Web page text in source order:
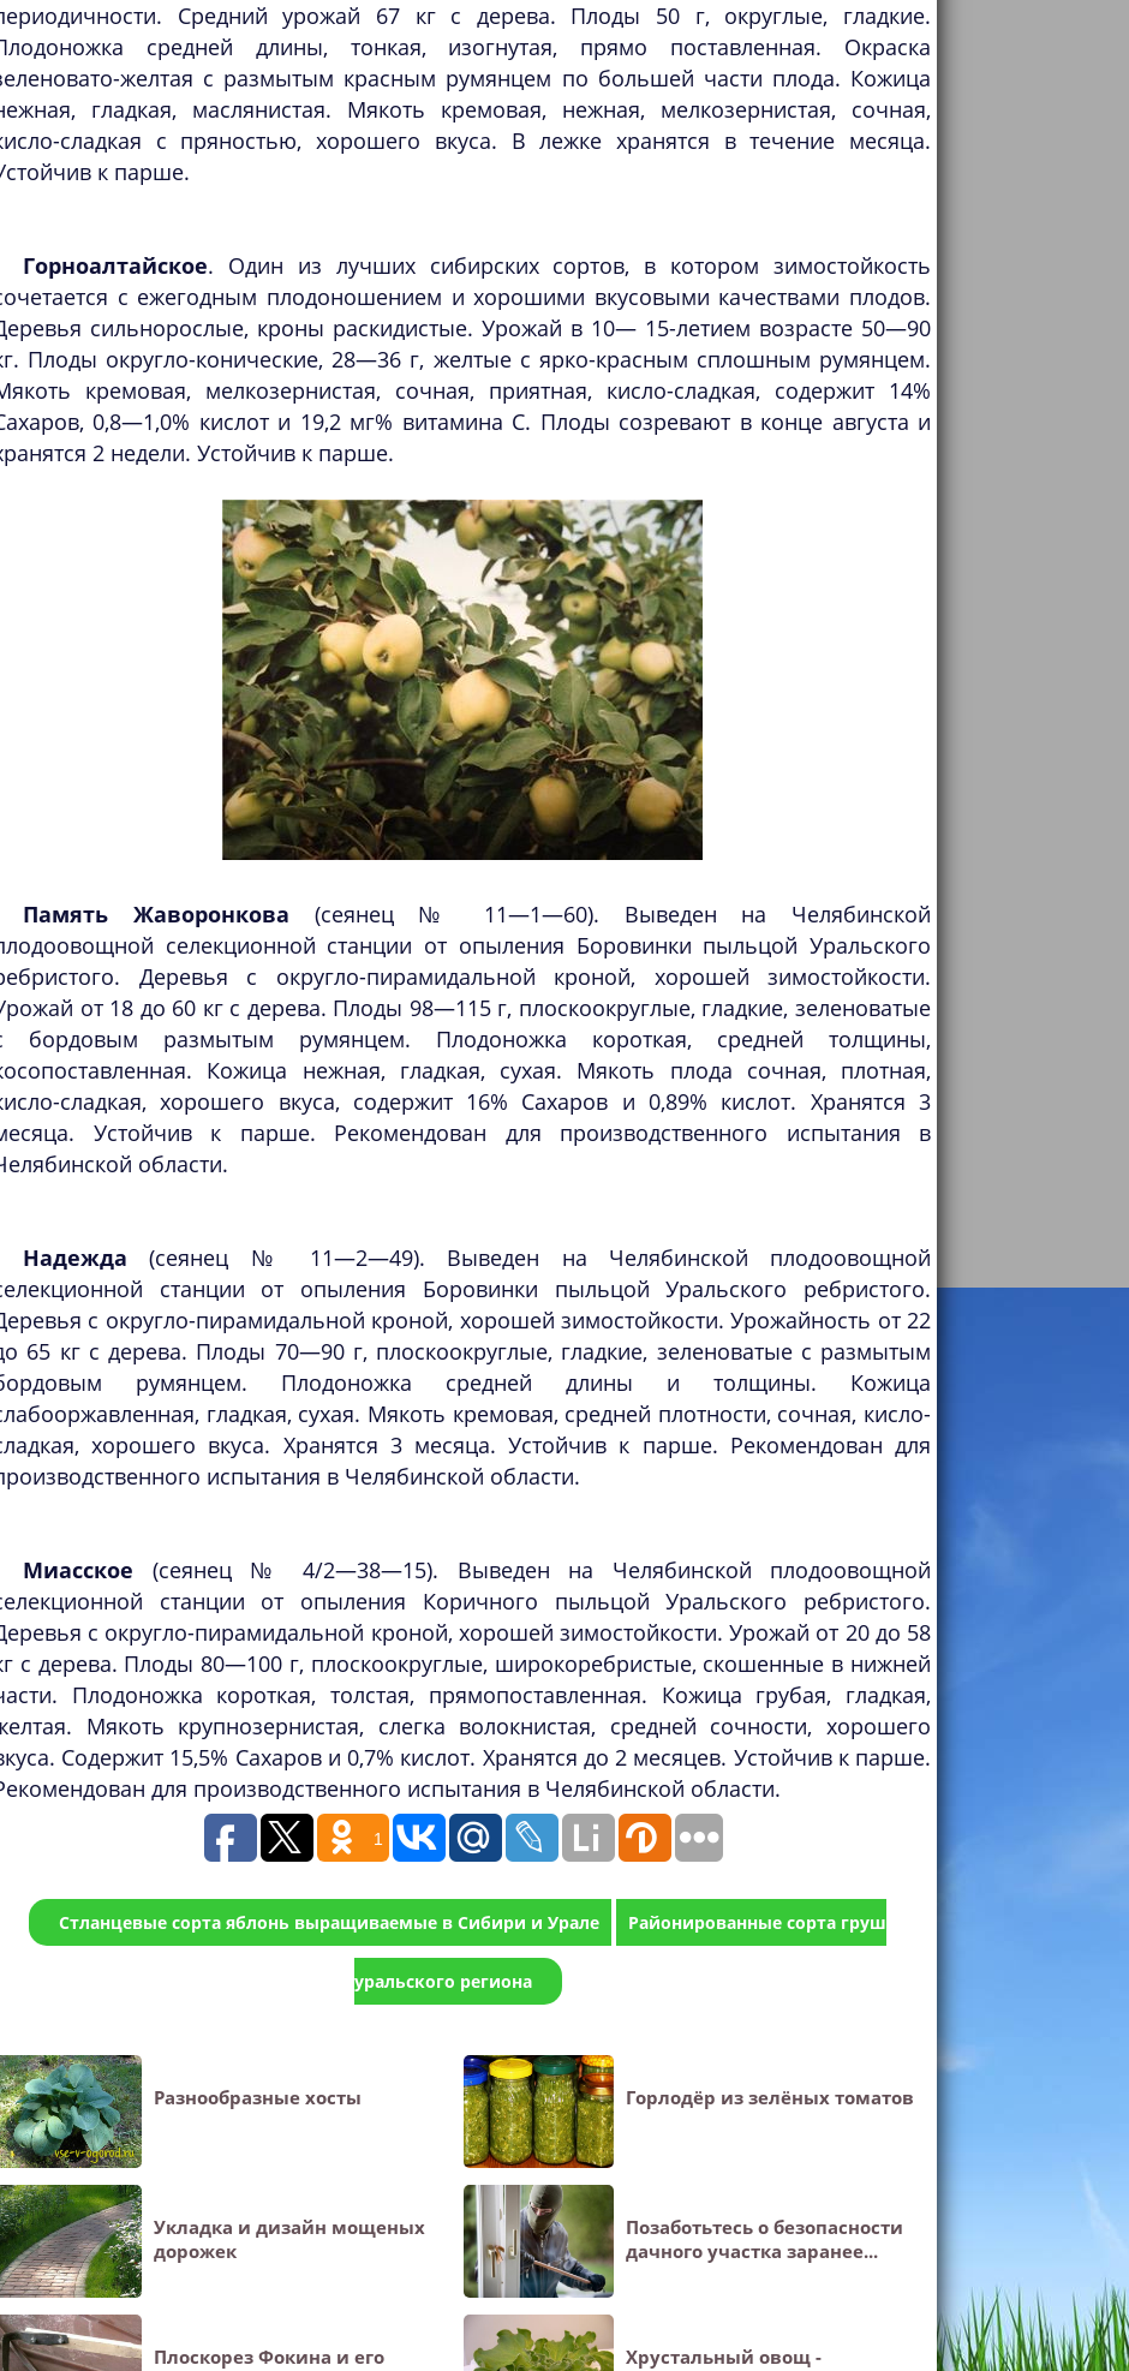
Средний урожай 67 кг с дерева. Плоды 50 г, округлые, гладкие.
средней длины, тонкая, изогнутая, прямо поставленная. Окраска
желтая с размытым красным румянцем по большей части плода. Кожица
гладкая, маслянистая. Мякоть кремовая, нежная, мелкозернистая, сочная,
сладкая с пряностью, хорошего вкуса. В лежке хранятся в течение месяца.
к парше.
Горноалтайское. Один из лучших сибирских сортов, в котором зимостойкость
с ежегодным плодоношением и хорошими вкусовыми качествами плодов.
сильнорослые, кроны раскидистые. Урожай в 10— 15-летием возрасте 50—90
Плоды округло-конические, 28—36 г, желтые с ярко-красным сплошным румянцем.
кремовая, мелкозернистая, сочная, приятная, кисло-сладкая, содержит 14%
0,8—1,0% кислот и 19,2 мг% витамина С. Плоды созревают в конце августа и
2 недели. Устойчив к парше.
Память Жаворонкова (сеянец № 11—1—60). Выведен на Челябинской
селекционной станции от опыления Боровинки пыльцой Уральского
Деревья с округло-пирамидальной кроной, хорошей зимостойкости.
от 18 до 60 кг с дерева. Плоды 98—115 г, плоскоокруглые, гладкие, зеленоватые
бордовым размытым румянцем. Плодоножка короткая, средней толщины,
Кожица нежная, гладкая, сухая. Мякоть плода сочная, плотная,
сладкая, хорошего вкуса, содержит 16% Сахаров и 0,89% кислот. Хранятся 3
Устойчив к парше. Рекомендован для производственного испытания в
области.
Надежда(сеянец № 11—2—49). Выведен на Челябинской плодоовощной
станции от опыления Боровинки пыльцой Уральского ребристого.
с округло-пирамидальной кроной, хорошей зимостойкости. Урожайность от 22
65 кг с дерева. Плоды 70—90 г, плоскоокруглые, гладкие, зеленоватые с размытым
румянцем. Плодоножка средней длины и толщины. Кожица
гладкая, сухая. Мякоть кремовая, средней плотности, сочная, кисло-
хорошего вкуса. Хранятся 3 месяца. Устойчив к парше. Рекомендован для
испытания в Челябинской области.
Миасское (сеянец № 4/2—38—15). Выведен на Челябинской плодоовощной
станции от опыления Коричного пыльцой Уральского ребристого.
с округло-пирамидальной кроной, хорошей зимостойкости. Урожай от 20 до 58
с дерева. Плоды 80—100 г, плоскоокруглые, широкоребристые, скошенные в нижней
Плодоножка короткая, толстая, прямопоставленная. Кожица грубая, гладкая,
Мякоть крупнозернистая, слегка волокнистая, средней сочности, хорошего
Содержит 15,5% Сахаров и 0,7% кислот. Хранятся до 2 месяцев. Устойчив к парше.
для производственного испытания в Челябинской области.
1
Стланцевые сорта яблонь выращиваемые в Сибири и Урале Районированные сорта груш
уральского региона
Разнообразные хосты Горлодёр из зелёных томатов
Укладка и дизайн мощеных
дорожек
Позаботьтесь о безопасности
дачного участка заранее...
Плоскорез Фокина и его
Хрустальный овощ -